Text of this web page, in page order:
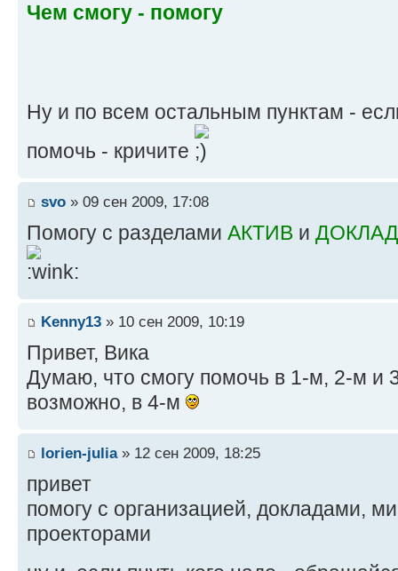
Чем смогу - помогу
Ну и по всем остальным пунктам -
помочь - кричите
svo » 09 сен 2009, 17:08
Помогу с разделами АКТИВ и
Kenny13 » 10 сен 2009, 10:19
Привет, Вика
Думаю, что смогу помочь в 1-м, 2-м и
возможно, в 4-м
lorien-julia» 12 сен 2009, 18:25
привет
помогу с организацией, докладами,
проекторами